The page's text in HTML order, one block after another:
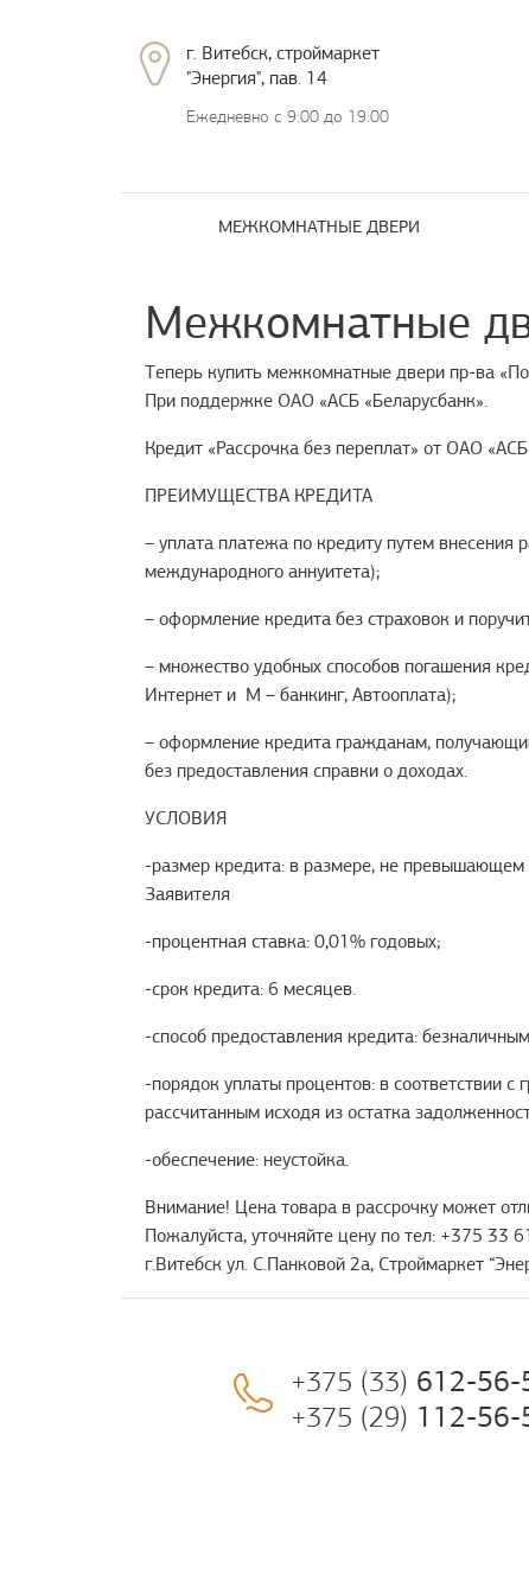
г. Витебск, строймаркет
"Энергия", пав. 14
Ежедневно с 9:00 до 19:00
МЕЖКОМНАТНЫЕ ДВЕРИ
Межкомнатные
Теперь купить межкомнатные двери пр-ва
При поддержке ОАО «АСБ «Беларусбанк».
Кредит «Рассрочка без переплат» от ОАО
ПРЕИМУЩЕСТВА КРЕДИТА
– уплата платежа по кредиту путем
международного аннуитета);
– оформление кредита без страховок и
– множество удобных способов погашения
Интернет и М – банкинг, Автооплата);
– оформление кредита гражданам,
без предоставления справки о доходах.
УСЛОВИЯ
-размер кредита: в размере, не превышающем
Заявителя
-процентная ставка: 0,01% годовых;
-срок кредита: 6 месяцев.
-способ предоставления кредита:
-порядок уплаты процентов: в соответствии
рассчитанным исходя из остатка
-обеспечение: неустойка.
Внимание! Цена товара в рассрочку может
Пожалуйста, уточняйте цену по тел: +375
г.Витебск ул. С.Панковой 2а, Строймаркет
+375 (33) 612-56-
+375 (29) 112-56-